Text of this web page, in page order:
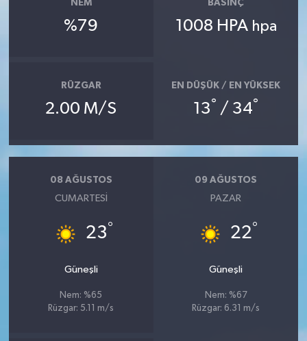
NEM
%79
BASINÇ
1008 HPA hpa
RÜZGAR
2.00 M/S
EN DÜŞÜK / EN YÜKSEK
13° / 34°
08 AĞUSTOS
CUMARTESI
23°
Güneşli
Nem: %65
Rüzgar: 5.11 m/s
09 AĞUSTOS
PAZAR
22°
Güneşli
Nem: %67
Rüzgar: 6.31 m/s